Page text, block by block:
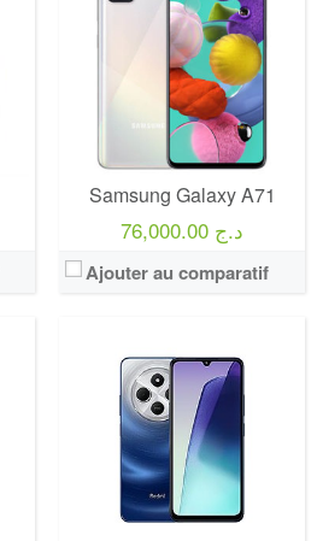
Samsung Galaxy A71
76,000.00 د.ج
Ajouter au comparatif